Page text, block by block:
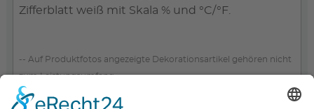
Zifferblatt weiß mit Skala % und °C/°F.
-- Auf Produktfotos angezeigte Dekorationsartikel gehören nicht
zum Leistungsumfang. --